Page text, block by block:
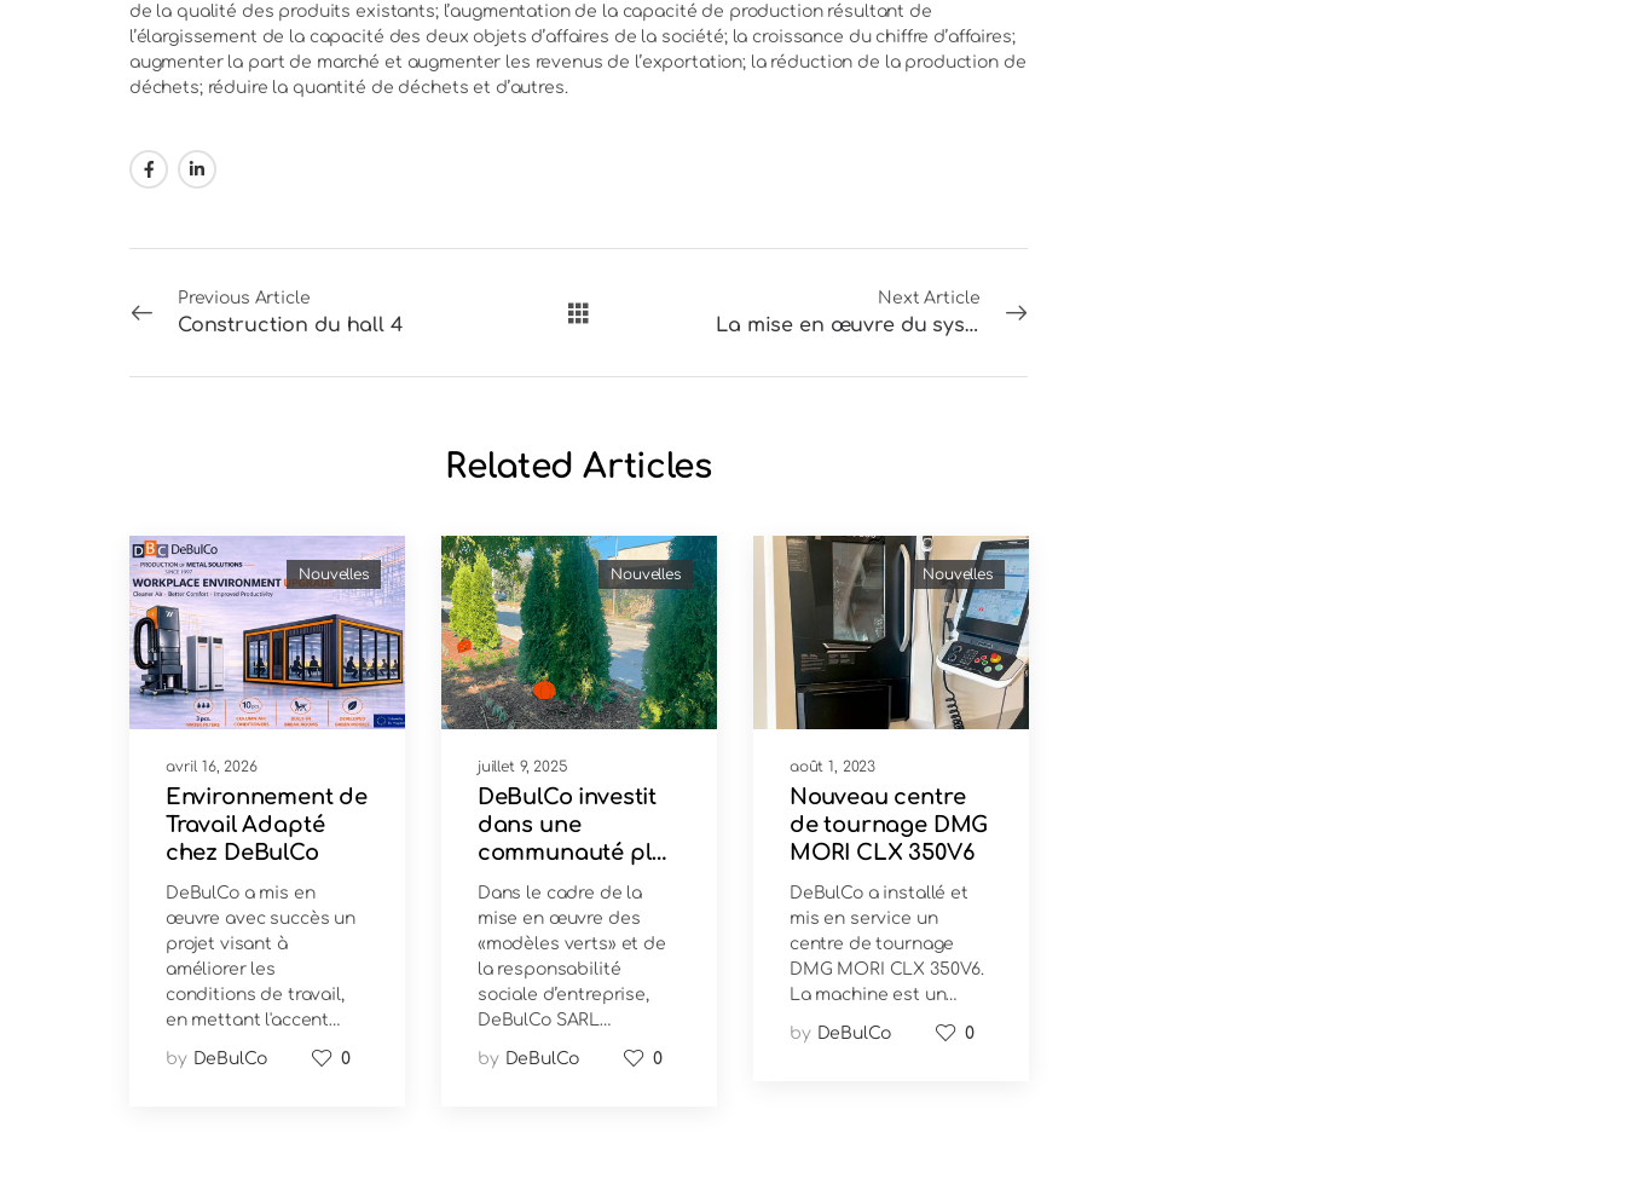
de la qualité des produits existants; l’augmentation de la capacité de production résultant de
l’élargissement de la capacité des deux objets d’affaires de la société; la croissance du chiffre d’affaires;
augmenter la part de marché et augmenter les revenus de l’exportation; la réduction de la production de
déchets; réduire la quantité de déchets et d’autres.
Previous Article
Construction du hall 4
Next Article
La mise en œuvre du système ERP
Related Articles
avril 16, 2026
Nouvelles
Environnement de
Travail Adapté
chez DeBulCo
DeBulCo a mis en
œuvre avec succès un
projet visant à
améliorer les
conditions de travail,
en mettant l'accent…
by DeBulCo 0
juillet 9, 2025
Nouvelles
DeBulCo investit
dans une
communauté plus
verte et plus
durable
Dans le cadre de la
mise en œuvre des
«modèles verts» et de
la responsabilité
sociale d’entreprise,
DeBulCo SARL…
by DeBulCo 0
août 1, 2023
Nouvelles
Nouveau centre
de tournage DMG
MORI CLX 350V6
DeBulCo a installé et
mis en service un
centre de tournage
DMG MORI CLX 350V6.
La machine est un…
by DeBulCo 0